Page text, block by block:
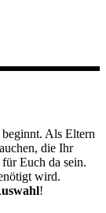
Als Eltern
die Ihr
Euch da sein.
wird.
!